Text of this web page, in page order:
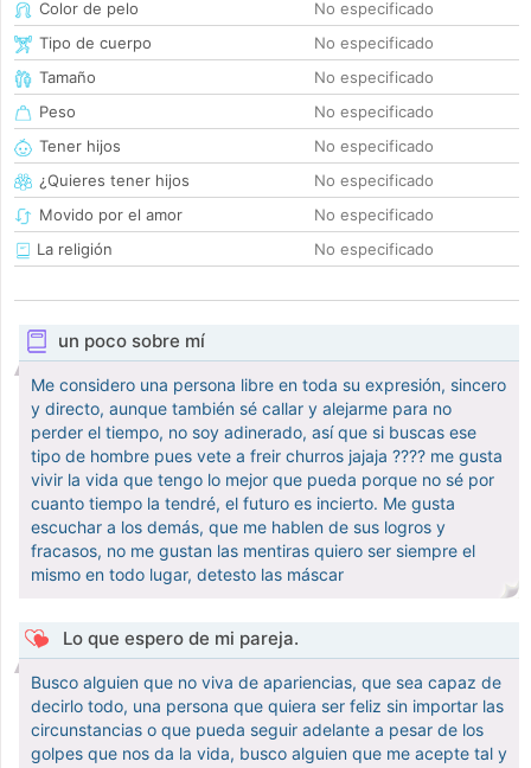
Color de pelo
No especificado
Tipo de cuerpo
No especificado
Tamaño
No especificado
Peso
No especificado
Tener hijos
No especificado
¿Quieres tener hijos
No especificado
Movido por el amor
No especificado
La religión
No especificado
un poco sobre mí
Me considero una persona libre en toda su expresión, sincero
y directo, aunque también sé callar y alejarme para no
perder el tiempo, no soy adinerado, así que si buscas ese
tipo de hombre pues vete a freir churros jajaja ???? me gusta
vivir la vida que tengo lo mejor que pueda porque no sé por
cuanto tiempo la tendré, el futuro es incierto. Me gusta
escuchar a los demás, que me hablen de sus logros y
fracasos, no me gustan las mentiras quiero ser siempre el
mismo en todo lugar, detesto las máscar
Lo que espero de mi pareja.
Busco alguien que no viva de apariencias, que sea capaz de
decirlo todo, una persona que quiera ser feliz sin importar las
circunstancias o que pueda seguir adelante a pesar de los
golpes que nos da la vida, busco alguien que me acepte tal y